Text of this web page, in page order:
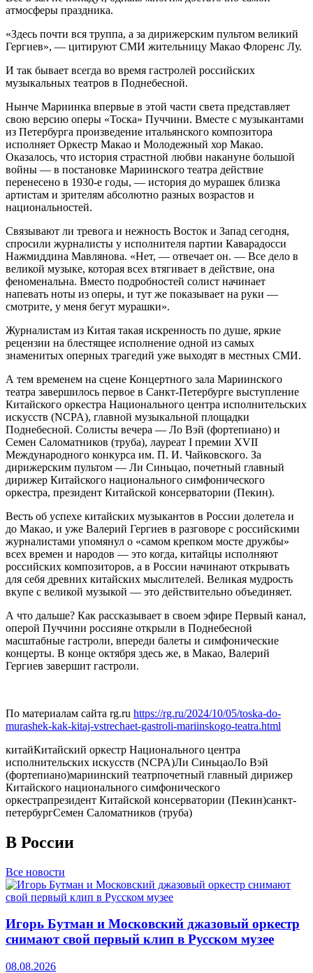
атмосферы праздника.
«Здесь почти вся труппа, а за дирижерским пультом великий
Гергиев», — цитируют СМИ жительницу Макао Флоренс Лу.
И так бывает всегда во время гастролей российских
музыкальных театров в Поднебесной.
Нынче Мариинка впервые в этой части света представляет
свою версию оперы «Тоска» Пуччини. Вместе с музыкантами
из Петербурга произведение итальянского композитора
исполняет Оркестр Макао и Молодежный хор Макао.
Оказалось, что история страстной любви накануне большой
войны — в постановке Мариинского театра действие
перенесено в 1930-е годы, — история до мурашек близка
артистам и зрителям абсолютно разных возрастов и
национальностей.
Связывают ли тревога и нежность Восток и Запад сегодня,
спросили журналисты у исполнителя партии Каварадосси
Нажмиддина Мавлянова. «Нет, — отвечает он. — Все дело в
великой музыке, которая всех втягивает в действие, она
феноменальна. Вместо подробностей солист начинает
напевать ноты из оперы, и тут же показывает на руки —
смотрите, у меня бегут мурашки».
Журналистам из Китая такая искренность по душе, яркие
рецензии на блестящее исполнение одной из самых
знаменитых оперных трагедий уже выходят в местных СМИ.
А тем временем на сцене Концертного зала Мариинского
театра завершилось первое в Санкт-Петербурге выступление
Китайского оркестра Национального центра исполнительских
искусств (NCPA), главной музыкальной площадки
Поднебесной. Солисты вечера — Ло Вэй (фортепиано) и
Семен Саломатников (труба), лауреат I премии XVII
Международного конкурса им. П. И. Чайковского. За
дирижерским пультом — Ли Синьцао, почетный главный
дирижер Китайского национального симфонического
оркестра, президент Китайской консерватории (Пекин).
Весть об успехе китайских музыкантов в России долетела и
до Макао, и уже Валерий Гергиев в разговоре с российскими
журналистами упомянул о «самом крепком мосте дружбы»
всех времен и народов — это когда, китайцы исполняют
российских композиторов, а в России начинают открывать
для себя древних китайских мыслителей. Великая мудрость
вкупе с великой музыкой — это действительно объединяет.
А что дальше? Как рассказывает в своем эфире Первый канал,
оперой Пуччини россияне открыли в Поднебесной
масштабные гастроли, впереди балеты и симфонические
концерты. В конце октября здесь же, в Макао, Валерий
Гергиев завершит гастроли.
По материалам сайта rg.ru https://rg.ru/2024/10/05/toska-do-
murashek-kak-kitaj-vstrechaet-gastroli-mariinskogo-teatra.html
китайКитайский оркестр Национального центра
исполнительских искусств (NCPA)Ли СиньцаоЛо Вэй
(фортепиано)мариинский театрпочетный главный дирижер
Китайского национального симфонического
оркестрапрезидент Китайской консерватории (Пекин)санкт-
петербургСемен Саломатников (труба)
В России
Все новости
Игорь Бутман и Московский джазовый оркестр
снимают свой первый клип в Русском музее
08.08.2026